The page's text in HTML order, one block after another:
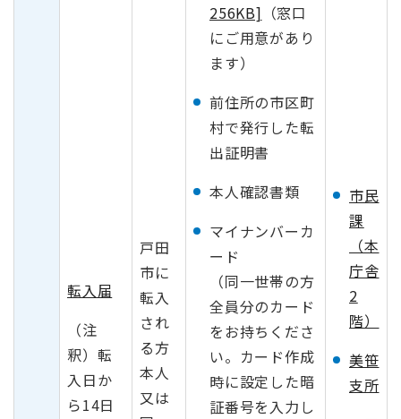
転入届
（注
釈）転
入日か
ら14日
戸田
市に
転入
され
る方
本人
又は
256KB] （窓口
にご用意があり
ます）
前住所の市区町
村で発行した転
出証明書
本人確認書類
マイナンバーカ
ード
（同一世帯の方
全員分のカード
をお持ちくださ
い。カード作成
時に設定した暗
証番号を入力し
市民
課
（本
庁舎
2
階）
美笹
支所